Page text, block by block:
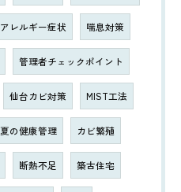
アレルギー症状 喘息対策
管理者チェックポイント
仙台カビ対策 MIST工法
夏の健康管理 カビ繁殖
断熱不足 築古住宅